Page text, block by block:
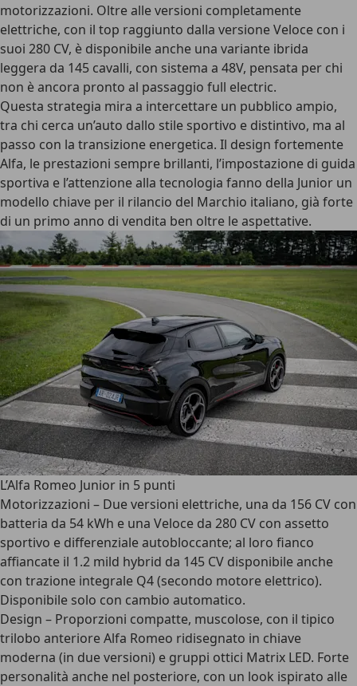
motorizzazioni. Oltre alle versioni completamente
elettriche, con il top raggiunto dalla versione Veloce con i
suoi 280 CV, è disponibile anche una variante ibrida
leggera da 145 cavalli, con sistema a 48V, pensata per chi
non è ancora pronto al passaggio full electric.
Questa strategia mira a intercettare un pubblico ampio,
tra chi cerca un’auto dallo stile sportivo e distintivo, ma al
passo con la transizione energetica. Il design fortemente
Alfa, le prestazioni sempre brillanti, l’impostazione di guida
sportiva e l’attenzione alla tecnologia fanno della Junior un
modello chiave per il rilancio del Marchio italiano, già forte
di un primo anno di vendita ben oltre le aspettative.
L’Alfa Romeo Junior in 5 punti
Motorizzazioni – Due versioni elettriche, una da 156 CV con
batteria da 54 kWh e una Veloce da 280 CV con assetto
sportivo e differenziale autobloccante; al loro fianco
affiancate il 1.2 mild hybrid da 145 CV disponibile anche
con trazione integrale Q4 (secondo motore elettrico).
Disponibile solo con cambio automatico.
Design – Proporzioni compatte, muscolose, con il tipico
trilobo anteriore Alfa Romeo ridisegnato in chiave
moderna (in due versioni) e gruppi ottici Matrix LED. Forte
personalità anche nel posteriore, con un look ispirato alle